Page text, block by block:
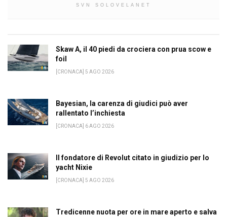
SVN SOLOVELANET
Skaw A, il 40 piedi da crociera con prua scow e
foil
[CRONACA] 5 AGO 2026
Bayesian, la carenza di giudici può aver
rallentato l’inchiesta
[CRONACA] 6 AGO 2026
Il fondatore di Revolut citato in giudizio per lo
yacht Nixie
[CRONACA] 5 AGO 2026
Tredicenne nuota per ore in mare aperto e salva